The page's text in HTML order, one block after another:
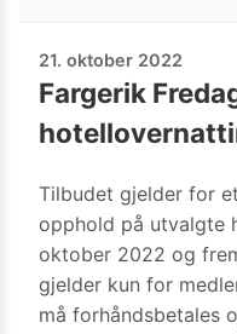
21. oktober 2022
Fargerik
Tilbudet gjelder for
opphold på utvalgte
oktober 2022 og
gjelder kun for
må forhåndsbetales